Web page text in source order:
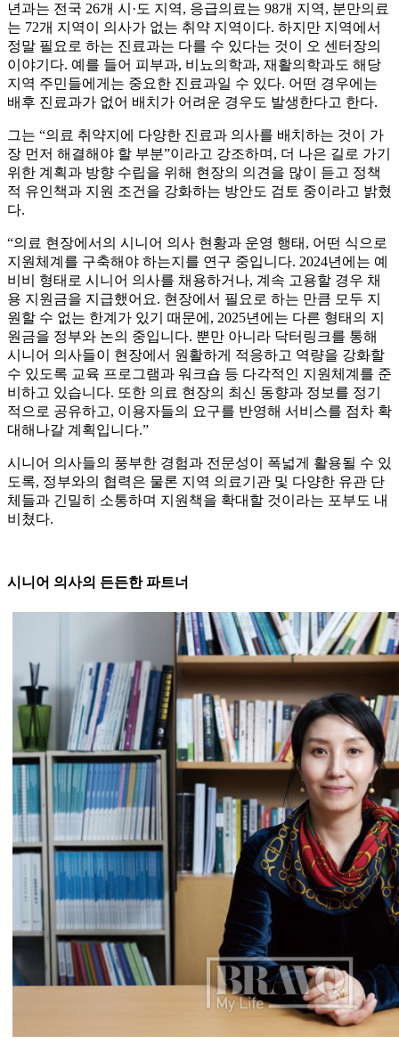
년과는 전국 26개 시·도 지역, 응급의료는 98개 지역, 분만의료
는 72개 지역이 의사가 없는 취약 지역이다. 하지만 지역에서
정말 필요로 하는 진료과는 다를 수 있다는 것이 오 센터장의
이야기다. 예를 들어 피부과, 비뇨의학과, 재활의학과도 해당
지역 주민들에게는 중요한 진료과일 수 있다. 어떤 경우에는
배후 진료과가 없어 배치가 어려운 경우도 발생한다고 한다.
그는 “의료 취약지에 다양한 진료과 의사를 배치하는 것이 가
장 먼저 해결해야 할 부분”이라고 강조하며, 더 나은 길로 가기
위한 계획과 방향 수립을 위해 현장의 의견을 많이 듣고 정책
적 유인책과 지원 조건을 강화하는 방안도 검토 중이라고 밝혔
다.
“의료 현장에서의 시니어 의사 현황과 운영 행태, 어떤 식으로
지원체계를 구축해야 하는지를 연구 중입니다. 2024년에는 예
비비 형태로 시니어 의사를 채용하거나, 계속 고용할 경우 채
용 지원금을 지급했어요. 현장에서 필요로 하는 만큼 모두 지
원할 수 없는 한계가 있기 때문에, 2025년에는 다른 형태의 지
원금을 정부와 논의 중입니다. 뿐만 아니라 닥터링크를 통해
시니어 의사들이 현장에서 원활하게 적응하고 역량을 강화할
수 있도록 교육 프로그램과 워크숍 등 다각적인 지원체계를 준
비하고 있습니다. 또한 의료 현장의 최신 동향과 정보를 정기
적으로 공유하고, 이용자들의 요구를 반영해 서비스를 점차 확
대해나갈 계획입니다.”
시니어 의사들의 풍부한 경험과 전문성이 폭넓게 활용될 수 있
도록, 정부와의 협력은 물론 지역 의료기관 및 다양한 유관 단
체들과 긴밀히 소통하며 지원책을 확대할 것이라는 포부도 내
비쳤다.
시니어 의사의 든든한 파트너